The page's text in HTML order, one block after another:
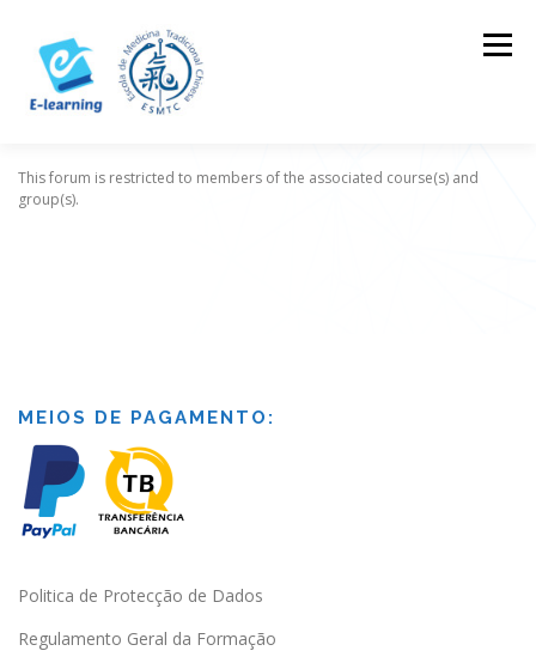
content
Menu
HOME CONTACTOS LOG IN
This forum is restricted to members of the associated course(s) and
group(s).
MEIOS DE PAGAMENTO:
Politica de Protecção de Dados
Regulamento Geral da Formação